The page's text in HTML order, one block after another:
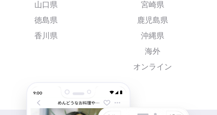
山口県
徳島県
香川県
宮崎県
鹿児島県
沖縄県
海外
オンライン